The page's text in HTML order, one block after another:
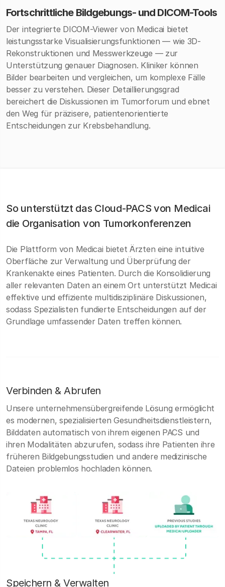
Fortschrittliche Bildgebungs- und DICOM-Tools
Der integrierte DICOM-Viewer von Medicai bietet
leistungsstarke Visualisierungsfunktionen — wie 3D-
Rekonstruktionen und Messwerkzeuge — zur
Unterstützung genauer Diagnosen. Kliniker können
Bilder bearbeiten und vergleichen, um komplexe Fälle
besser zu verstehen. Dieser Detaillierungsgrad
bereichert die Diskussionen im Tumorforum und ebnet
den Weg für präzisere, patientenorientierte
Entscheidungen zur Krebsbehandlung.
So unterstützt das Cloud-PACS von Medicai
die Organisation von Tumorkonferenzen
Die Plattform von Medicai bietet Ärzten eine intuitive
Oberfläche zur Verwaltung und Überprüfung der
Krankenakte eines Patienten. Durch die Konsolidierung
aller relevanten Daten an einem Ort unterstützt Medicai
effektive und effiziente multidisziplinäre Diskussionen,
sodass Spezialisten fundierte Entscheidungen auf der
Grundlage umfassender Daten treffen können.
Verbinden & Abrufen
Unsere unternehmensübergreifende Lösung ermöglicht
es modernen, spezialisierten Gesundheitsdienstleistern,
Bilddaten automatisch von ihrem eigenen PACS und
ihren Modalitäten abzurufen, sodass ihre Patienten ihre
früheren Bildgebungsstudien und andere medizinische
Dateien problemlos hochladen können.
Speichern & Verwalten